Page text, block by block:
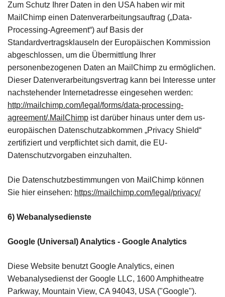
Zum Schutz Ihrer Daten in den USA haben wir mit
MailChimp einen Datenverarbeitungsauftrag („Data-
Processing-Agreement“) auf Basis der
Standardvertragsklauseln der Europäischen Kommission
abgeschlossen, um die Übermittlung Ihrer
personenbezogenen Daten an MailChimp zu ermöglichen.
Dieser Datenverarbeitungsvertrag kann bei Interesse unter
nachstehender Internetadresse eingesehen werden:
http://mailchimp.com/legal/forms/data-processing-
agreement/.MailChimp ist darüber hinaus unter dem us-
europäischen Datenschutzabkommen „Privacy Shield“
zertifiziert und verpflichtet sich damit, die EU-
Datenschutzvorgaben einzuhalten.
Die Datenschutzbestimmungen von MailChimp können
Sie hier einsehen: https://mailchimp.com/legal/privacy/
6) Webanalysedienste
Google (Universal) Analytics - Google Analytics
Diese Website benutzt Google Analytics, einen
Webanalysedienst der Google LLC, 1600 Amphitheatre
Parkway, Mountain View, CA 94043, USA ("Google").